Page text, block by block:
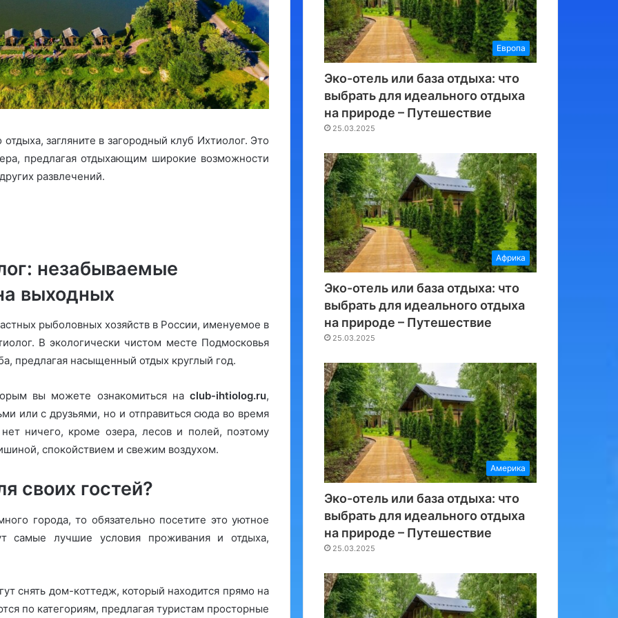
загляните в загородный клуб Ихтиолог. Это
предлагая отдыхающим широкие возможности
развлечений.
незабываемые
выходных
рыболовных хозяйств в России, именуемое в
В экологически чистом месте Подмосковья
предлагая насыщенный отдых круглый год.
вы можете ознакомиться на club-ihtiolog.ru,
или с друзьями, но и отправиться сюда во время
нет ничего, кроме озера, лесов и полей, поэтому
спокойствием и свежим воздухом.
своих гостей?
города, то обязательно посетите это уютное
самые лучшие условия проживания и отдыха,
снять дом-коттедж, который находится прямо на
по категориям, предлагая туристам просторные
Европа
Эко-отель или база отдыха: что
выбрать для идеального отдыха
на природе – Путешествие
25.03.2025
Африка
Эко-отель или база отдыха: что
выбрать для идеального отдыха
на природе – Путешествие
25.03.2025
Америка
Эко-отель или база отдыха: что
выбрать для идеального отдыха
на природе – Путешествие
25.03.2025